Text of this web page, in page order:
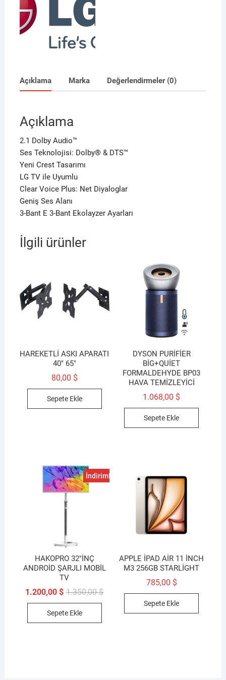
Açıklama Marka Değerlendirmeler (0)
Açıklama
2.1 Dolby Audio™
Ses Teknolojisi: Dolby® & DTS™
Yeni Crest Tasarımı
LG TV ile Uyumlu
Clear Voice Plus: Net Diyaloglar
Geniş Ses Alanı
3-Bant E 3-Bant Ekolayzer Ayarları
İlgili ürünler
HAREKETLİ ASKI APARATI
40″ 65″
80,00 $
Sepete Ekle
DYSON PURİFİER
BİG+QUİET
FORMALDEHYDE BP03
HAVA TEMİZLEYİCİ
1.068,00 $
Sepete Ekle
İndirim!
HAKOPRO 32″İNÇ
ANDROİD ŞARJLI MOBİL
TV
1.350,00$Orijinal
1.200,00$
Şu
1.200,00 $.
Sepete Ekle
APPLE İPAD AİR 11 İNCH
M3 256GB STARLİGHT
785,00 $
Sepete Ekle